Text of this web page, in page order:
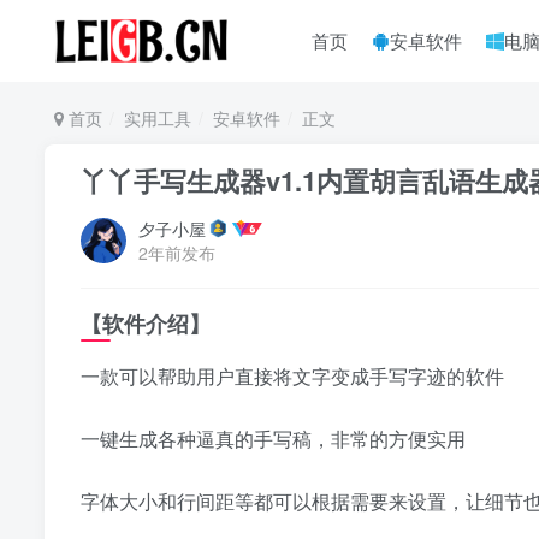
首页 安卓软件 电
首页 实用工具 安卓软件 正文
丫丫手写生成器v1.1内置胡言乱语生
夕子小屋
2年前发布
【软件介绍】
一款可以帮助用户直接将文字变成手写字迹的软件
一键生成各种逼真的手写稿，非常的方便实用
字体大小和行间距等都可以根据需要来设置，让细节